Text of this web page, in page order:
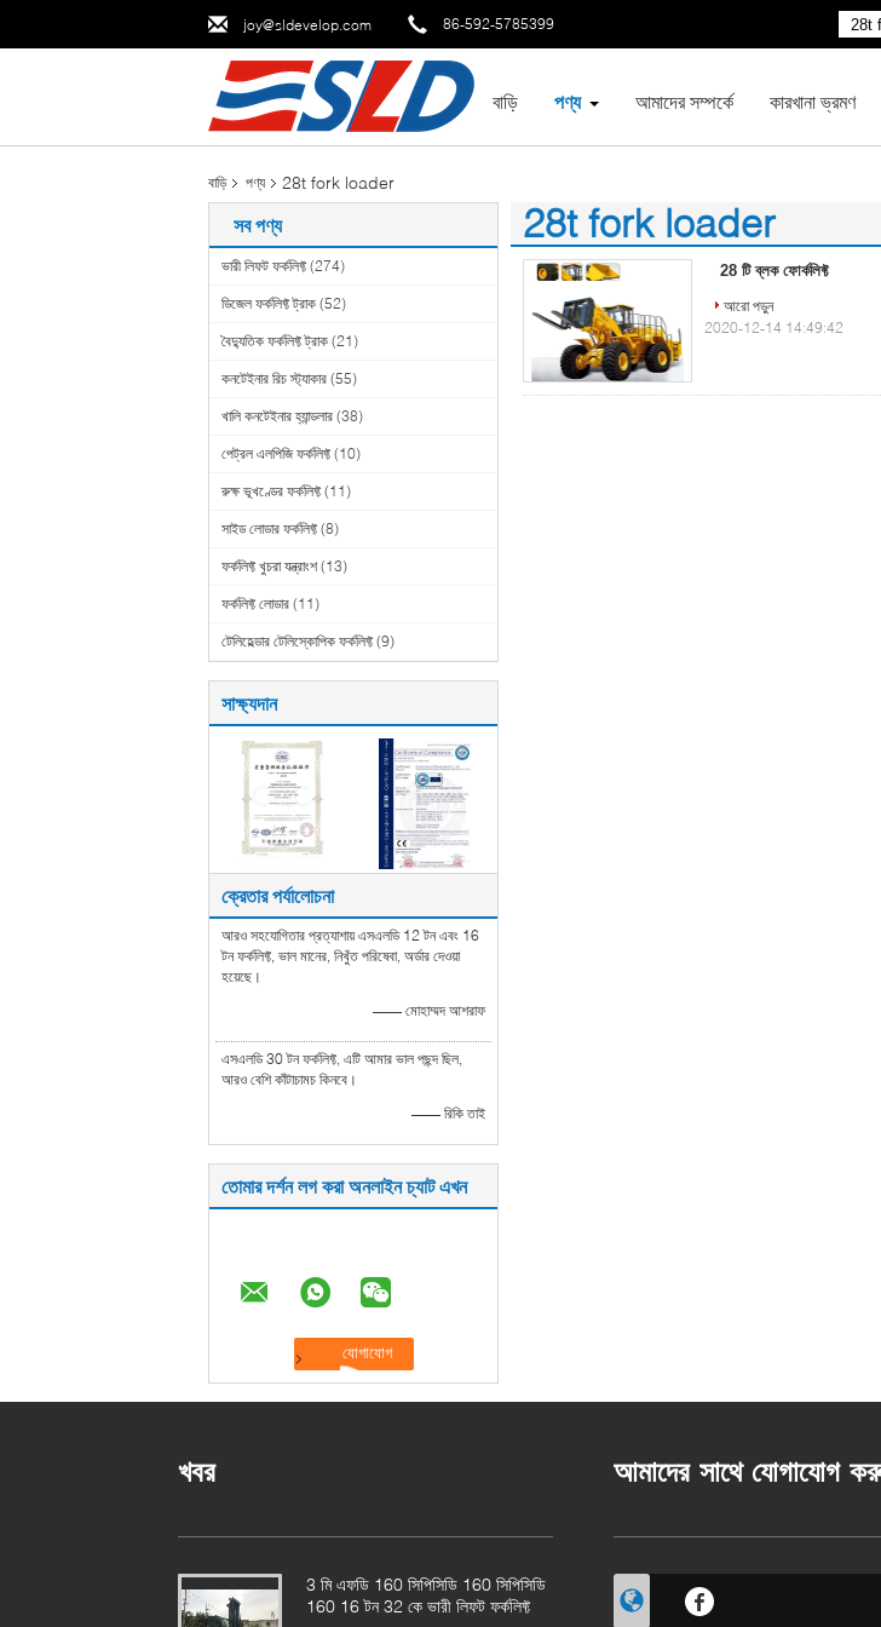
joy@sldevelop.com 86-592-5785399
বাড়ি পণ্য আমাদের সম্পর্কে কারখানা ভ্রমণ
বাড়ি পণ্য 28t fork loader
সব পণ্য
ভারী লিফট ফর্কলিফ্ট (274)
ডিজেল ফর্কলিফ্ট ট্রাক (52)
বৈদ্যুতিক ফর্কলিফ্ট ট্রাক (21)
কনটেইনার রিচ স্ট্যাকার (55)
খালি কনটেইনার হ্যান্ডলার (38)
পেট্রল এলপিজি ফর্কলিফ্ট (10)
রুক্ষ ভূখণ্ডের ফর্কলিফ্ট (11)
সাইড লোডার ফর্কলিফ্ট (8)
ফর্কলিফ্ট খুচরা যন্ত্রাংশ (13)
ফর্কলিফ্ট লোডার (11)
টেলিহেল্ডার টেলিস্কোপিক ফর্কলিফ্ট (9)
সাক্ষ্যদান
ক্রেতার পর্যালোচনা
আরও সহযোগিতার প্রত্যাশায় এসএলডি 12 টন এবং 16
টন ফর্কলিফ্ট, ভাল মানের, নিখুঁত পরিষেবা, অর্ডার দেওয়া
হয়েছে।
—— মোহাম্মদ আশরাফ
এসএলডি 30 টন ফর্কলিফ্ট, এটি আমার ভাল পছন্দ ছিল,
আরও বেশি কাঁটাচামচ কিনবে।
—— রিকি তাই
তোমার দর্শন লগ করা অনলাইন চ্যাট এখন
28t fork loader
(1) 28 টি ব্লক ফোর্কলিফ্ট
আরো পড়ুন
2020-12-14 14:49:42
খবর
3 মি এফডি 160 সিপিসিডি 160 সিপিসিডি
160 16 টন 32 কে ভারী লিফট ফর্কলিফ্ট
আমাদের সাথে যোগাযোগ